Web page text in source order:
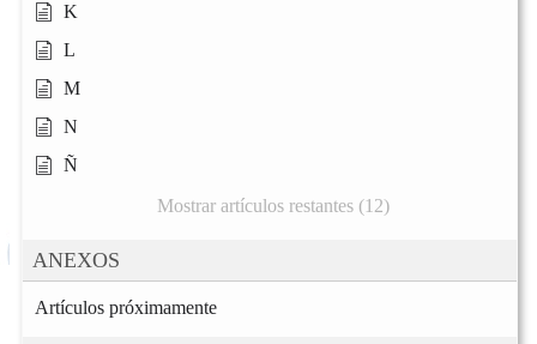
K
L
M
N
Ñ
Mostrar artículos restantes (12)
ANEXOS
Artículos próximamente